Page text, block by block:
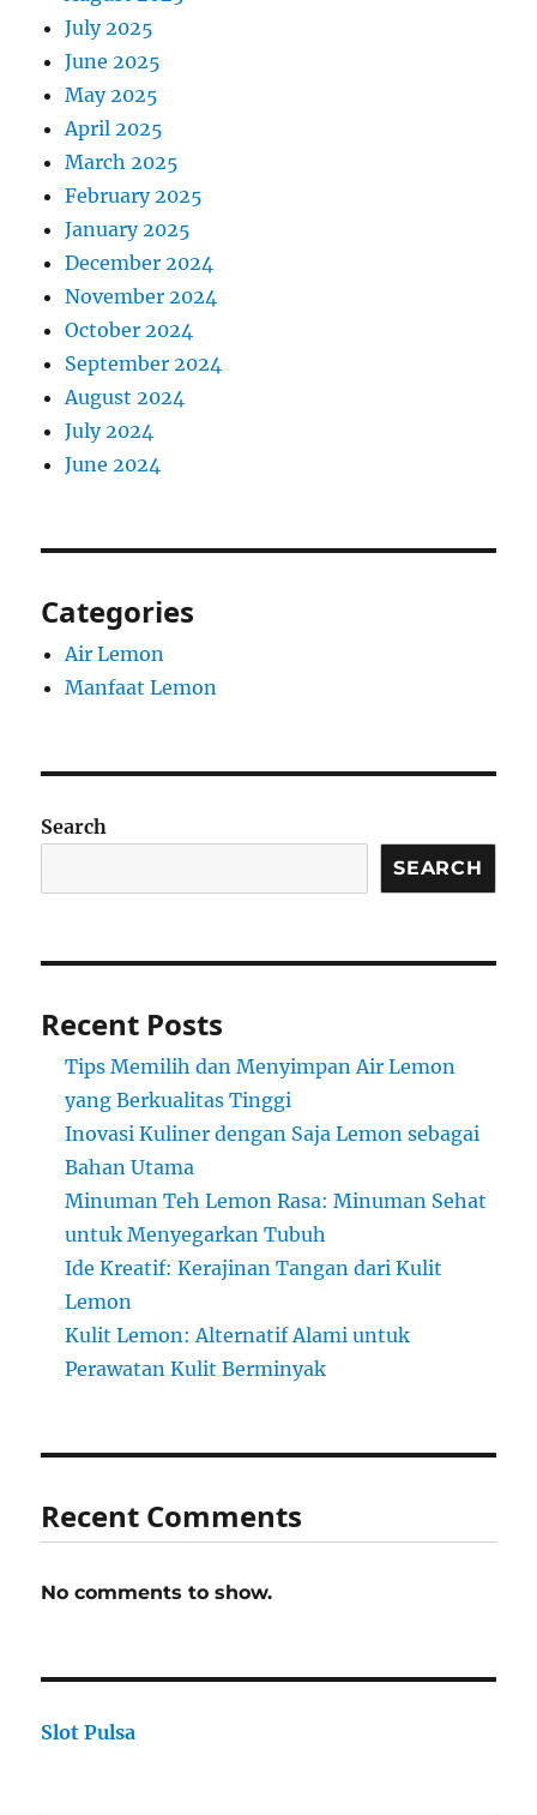
July 2025
June 2025
May 2025
April 2025
March 2025
February 2025
January 2025
December 2024
November 2024
October 2024
September 2024
August 2024
July 2024
June 2024
Categories
Air Lemon
Manfaat Lemon
Search
SEARCH
Recent Posts
Tips Memilih dan Menyimpan Air Lemon
yang Berkualitas Tinggi
Inovasi Kuliner dengan Saja Lemon sebagai
Bahan Utama
Minuman Teh Lemon Rasa: Minuman Sehat
untuk Menyegarkan Tubuh
Ide Kreatif: Kerajinan Tangan dari Kulit
Lemon
Kulit Lemon: Alternatif Alami untuk
Perawatan Kulit Berminyak
Recent Comments
No comments to show.
Slot Pulsa